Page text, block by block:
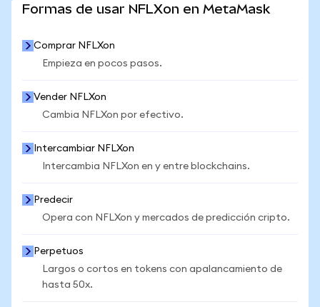
Formas de usar NFLXon en MetaMask
Comprar NFLXon
Empieza en pocos pasos.
Vender NFLXon
Cambia NFLXon por efectivo.
Intercambiar NFLXon
Intercambia NFLXon en y entre blockchains.
Predecir
Opera con NFLXon y mercados de predicción cripto.
Perpetuos
Largos o cortos en tokens con apalancamiento de
hasta 50x.